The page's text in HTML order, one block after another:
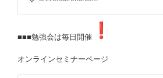
■■■勉強会は毎日開催
オンラインセミナーページ